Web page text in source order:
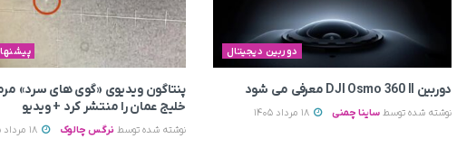
دوربین دیجیتال
دوربین DJI Osmo 360 II معرفی می‌ شود
نوشته شده توسط ساینا چمنی
پنتاگون ویدیوی «گوی های سرد»
خلیج عمان را منتشر کرد + ویدیو
نوشته شده توسط نرگس چالوک 18 مرداد 1405